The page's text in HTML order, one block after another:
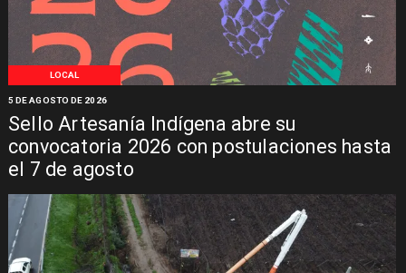
LOCAL
Sello Artesanía Indígena abre su
convocatoria 2026 con postulaciones hasta
el 7 de agosto
5 DE AGOSTO DE 2026